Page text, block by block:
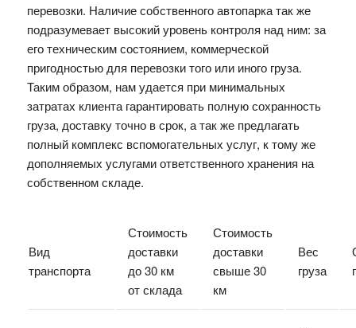
перевозки. Наличие собственного автопарка так же
подразумевает высокий уровень контроля над ним: за
его техническим состоянием, коммерческой
пригодностью для перевозки того или иного груза.
Таким образом, нам удается при минимальных
затратах клиента гарантировать полную сохранность
груза, доставку точно в срок, а так же предлагать
полный комплекс вспомогательных услуг, к тому же
дополняемых услугами ответственного хранения на
собственном складе.
Вид
транспорта
Стоимость
доставки
до 30 км
от склада
Стоимость
доставки
свыше 30
км
Вес
груза